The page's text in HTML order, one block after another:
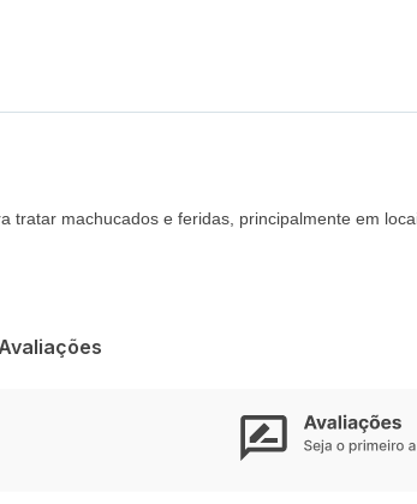
machucados e feridas, principalmente em